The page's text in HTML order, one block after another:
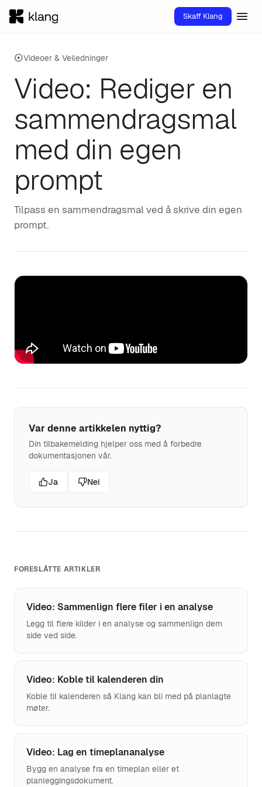
Skaff Klang menu
play_circleVideoer & Veiledninger
Video: Rediger en
sammendragsmal
med din egen
prompt
Tilpass en sammendragsmal ved å skrive din egen
prompt.
Var denne artikkelen nyttig?
Din tilbakemelding hjelper oss med å forbedre
dokumentasjonen vår.
Ja Nei
FORESLÅTTE ARTIKLER
Video: Sammenlign flere filer i en analyse
Legg til flere kilder i en analyse og sammenlign dem
side ved side.
Video: Koble til kalenderen din
Koble til kalenderen så Klang kan bli med på planlagte
møter.
Video: Lag en timeplananalyse
Bygg en analyse fra en timeplan eller et
planleggingsdokument.